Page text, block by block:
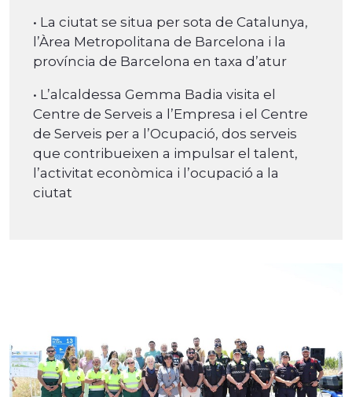
• La ciutat se situa per sota de Catalunya,
l’Àrea Metropolitana de Barcelona i la
província de Barcelona en taxa d’atur
• L’alcaldessa Gemma Badia visita el
Centre de Serveis a l’Empresa i el Centre
de Serveis per a l’Ocupació, dos serveis
que contribueixen a impulsar el talent,
l’activitat econòmica i l’ocupació a la
ciutat